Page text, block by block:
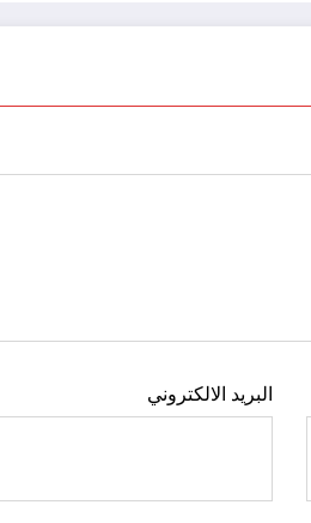
البريد الالكتروني